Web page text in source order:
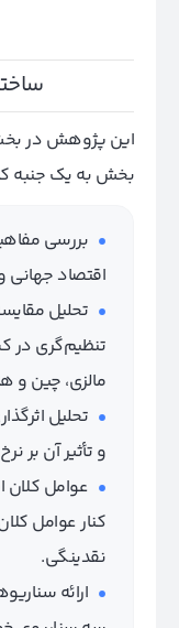
این پژوهش در
بخش به یک جنبه
بررسی
اقتصاد
تحلیل
تنظیم‌گری در
مالزی، چین و
تحلیل
و تأثیر آن بر
عوامل کلان
کنار عوامل
نقدینگی.
ارائه